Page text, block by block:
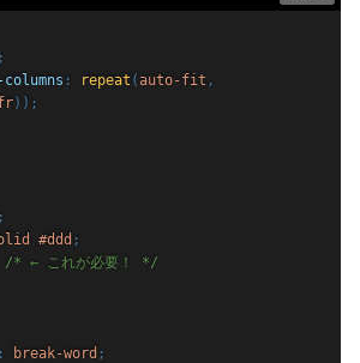
;
: repeat (auto-fit ,
) ) ;
;
#ddd ;
/* ← これが必要！ */
: break-word ;